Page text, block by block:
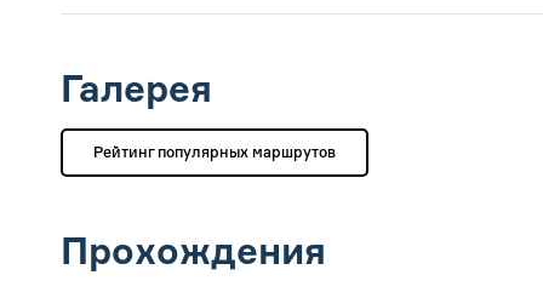
Галерея
Рейтинг популярных маршрутов
Прохождения